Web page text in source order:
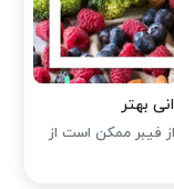
بهتر
فیبر ممکن است از